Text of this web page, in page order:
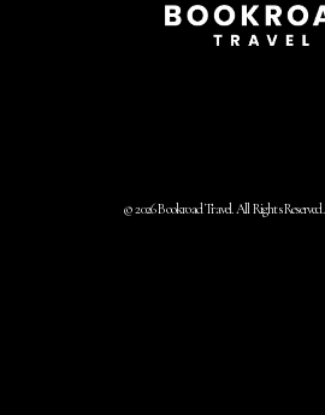
© 2026 Bookroad Travel. All Rights Reserved.